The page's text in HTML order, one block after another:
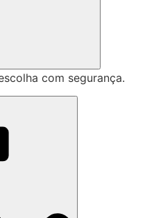
com segurança.